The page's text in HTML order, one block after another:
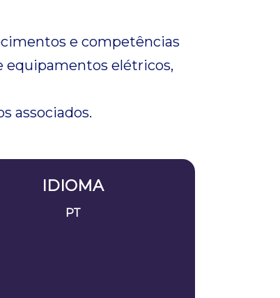
e competências
equipamentos elétricos,
associados.
IDIOMA
PT